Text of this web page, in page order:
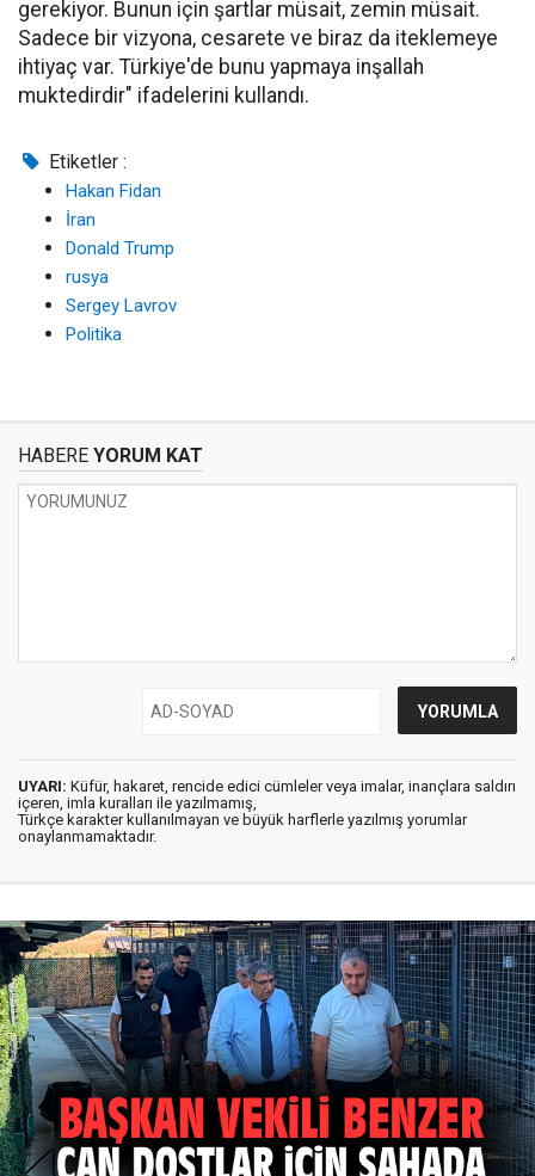
gerekiyor. Bunun için şartlar müsait, zemin müsait.
Sadece bir vizyona, cesarete ve biraz da iteklemeye
ihtiyaç var. Türkiye'de bunu yapmaya inşallah
muktedirdir" ifadelerini kullandı.
Etiketler :
Hakan Fidan
İran
Donald Trump
rusya
Sergey Lavrov
Politika
HABERE YORUM KAT
UYARI: Küfür, hakaret, rencide edici cümleler veya imalar, inançlara saldırı
içeren, imla kuralları ile yazılmamış,
Türkçe karakter kullanılmayan ve büyük harflerle yazılmış yorumlar
onaylanmamaktadır.